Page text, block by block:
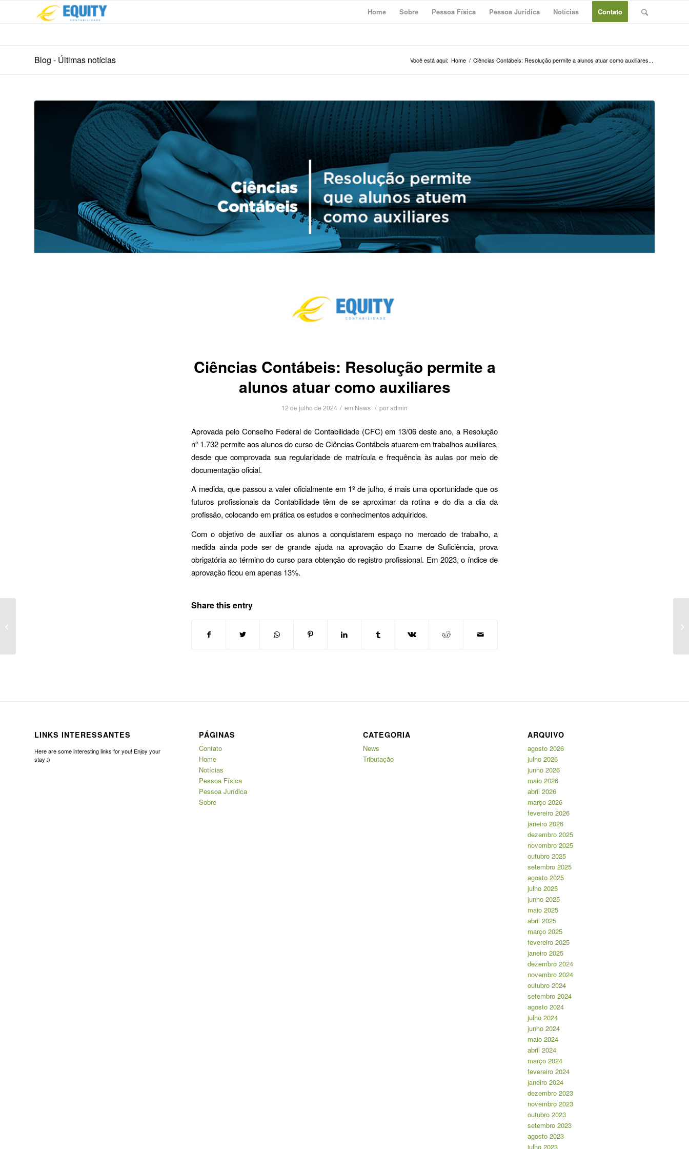
Home Sobre Pessoa Física Pessoa Jurídica Notícias Contato
Blog - Últimas notícias Você está aqui: Home / Ciências Contábeis: Resolução permite a alunos atuar como auxiliares...
Ciências Contábeis: Resolução permite a
alunos atuar como auxiliares
12 de julho de 2024 / em News / poradmin
Aprovada pelo Conselho Federal de Contabilidade (CFC) em 13/06 deste ano, a Resolução
nº 1.732 permite aos alunos do curso de Ciências Contábeis atuarem em trabalhos auxiliares,
desde que comprovada sua regularidade de matrícula e frequência às aulas por meio de
documentação oficial.
A medida, que passou a valer oficialmente em 1º de julho, é mais uma oportunidade que os
futuros profissionais da Contabilidade têm de se aproximar da rotina e do dia a dia da
profissão, colocando em prática os estudos e conhecimentos adquiridos.
Com o objetivo de auxiliar os alunos a conquistarem espaço no mercado de trabalho, a
medida ainda pode ser de grande ajuda na aprovação do Exame de Suficiência, prova
obrigatória ao término do curso para obtenção do registro profissional. Em 2023, o índice de
aprovação ficou em apenas 13%.
Share this entry
LINKS INTERESSANTES
Here are some interesting links for you! Enjoy your
stay :)
PÁGINAS
Contato
Home
Notícias
Pessoa Física
Pessoa Jurídica
Sobre
CATEGORIA
News
Tributação
ARQUIVO
agosto 2026
julho 2026
junho 2026
maio 2026
abril 2026
março 2026
fevereiro 2026
janeiro 2026
dezembro 2025
novembro 2025
outubro 2025
setembro 2025
agosto 2025
julho 2025
junho 2025
maio 2025
abril 2025
março 2025
fevereiro 2025
janeiro 2025
dezembro 2024
novembro 2024
outubro 2024
setembro 2024
agosto 2024
julho 2024
junho 2024
maio 2024
abril 2024
março 2024
fevereiro 2024
janeiro 2024
dezembro 2023
novembro 2023
outubro 2023
setembro 2023
agosto 2023
julho 2023